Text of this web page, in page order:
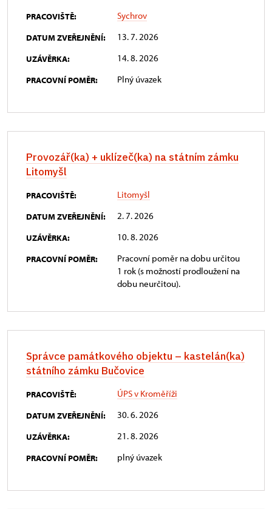
PRACOVIŠTĚ: Sychrov
DATUM ZVEŘEJNĚNÍ: 13. 7. 2026
UZÁVĚRKA: 14. 8. 2026
PRACOVNÍ POMĚR: Plný úvazek
Provozář(ka) + uklízeč(ka) na státním zámku
Litomyšl
PRACOVIŠTĚ: Litomyšl
DATUM ZVEŘEJNĚNÍ: 2. 7. 2026
UZÁVĚRKA: 10. 8. 2026
PRACOVNÍ POMĚR:
Pracovní poměr na dobu určitou
1 rok (s možností prodloužení na
dobu neurčitou).
Správce památkového objektu – kastelán(ka)
státního zámku Bučovice
PRACOVIŠTĚ: ÚPS v Kroměříži
DATUM ZVEŘEJNĚNÍ: 30. 6. 2026
UZÁVĚRKA: 21. 8. 2026
PRACOVNÍ POMĚR: plný úvazek